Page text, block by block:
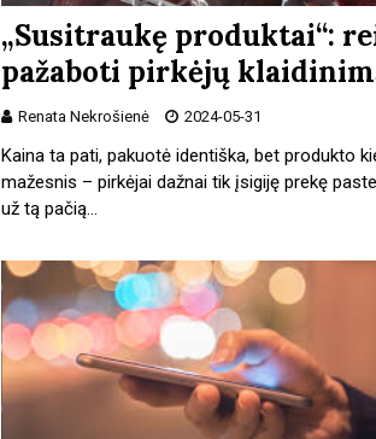
„Susitraukę produktai“:
pažaboti pirkėjų
Renata Nekrošienė 2024-05-31
Kaina ta pati, pakuotė identiška, bet produkto
mažesnis – pirkėjai dažnai tik įsigiję prekę
už tą pačią…